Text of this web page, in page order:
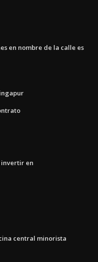
en nombre de la calle es
invertir en
central minorista